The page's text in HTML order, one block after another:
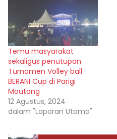
Temu masyarakat
sekaligus penutupan
Turnamen Volley ball
BERANI Cup di Parigi
Moutong
12 Agustus, 2024
dalam "Laporan Utama"